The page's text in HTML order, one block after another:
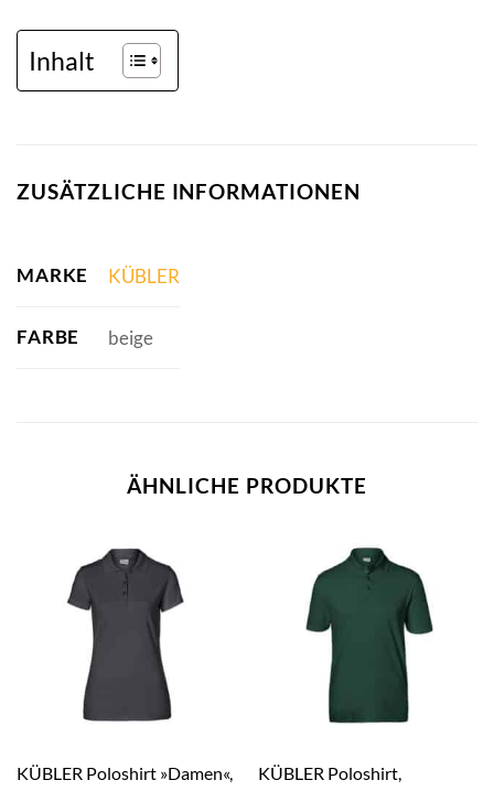
Inhalt
ZUSÄTZLICHE INFORMATIONEN
MARKE KÜBLER
FARBE beige
ÄHNLICHE PRODUKTE
KÜBLER Poloshirt »Damen«,
KÜBLER Poloshirt,